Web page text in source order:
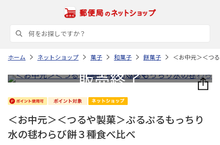
ホーム ネットショップ 菓子 和菓子 餅菓子 ＜お中元＞＜つ
＜お中元＞＜つるや製菓＞ぷるぷるもっちり
水の毬わらび餅３種食べ比べ